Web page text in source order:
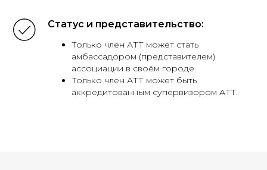
Статус и представительство:
Только член АТТ может стать
амбассадором (представителем)
ассоциации в своём городе.
Только член АТТ может быть
аккредитованным супервизором АТТ.